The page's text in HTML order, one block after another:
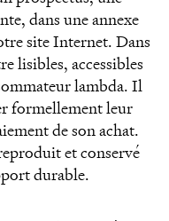
dans une annexe
site Internet. Dans
lisibles, accessibles
lambda. Il
formellement leur
de son achat.
et conservé
durable.